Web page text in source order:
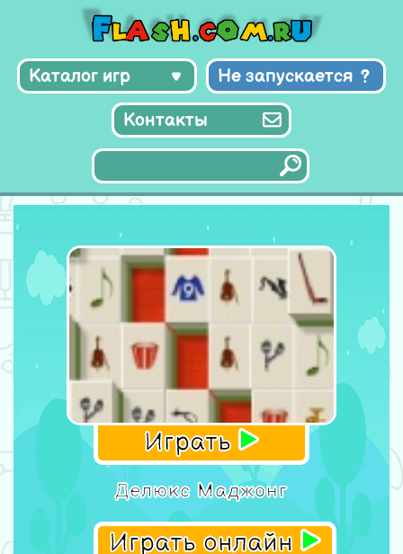
Каталог игр Не запускается
Контакты
Играть
Делюкс Маджонг
Играть онлайн